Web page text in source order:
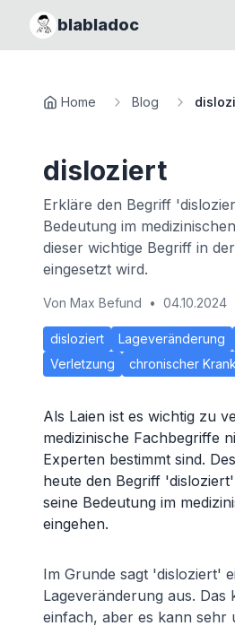
blabladoc
Home Blog
disloziert
Erkläre den Begriff
Bedeutung im
dieser wichtige Begriff in
eingesetzt wird.
Von Max Befund • 04.10.2024
disloziert Lageveränderung
Verletzung
chronischer
Als Laien ist es wichtig zu
medizinische Fachbegriffe
Experten bestimmt sind.
heute den Begriff
seine Bedeutung im
eingehen.
Im Grunde sagt 'disloziert'
Lageveränderung aus. Das
einfach, aber es kann sehr